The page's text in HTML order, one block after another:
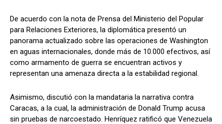
De acuerdo con la nota de Prensa del Ministerio del Popular
para Relaciones Exteriores, la diplomática presentó un
panorama actualizado sobre las operaciones de Washington
en aguas internacionales, donde más de 10.000 efectivos, así
como armamento de guerra se encuentran activos y
representan una amenaza directa a la estabilidad regional.
Asimismo, discutió con la mandataria la narrativa contra
Caracas, a la cual, la administración de Donald Trump acusa
sin pruebas de narcoestado. Henríquez ratificó que Venezuela